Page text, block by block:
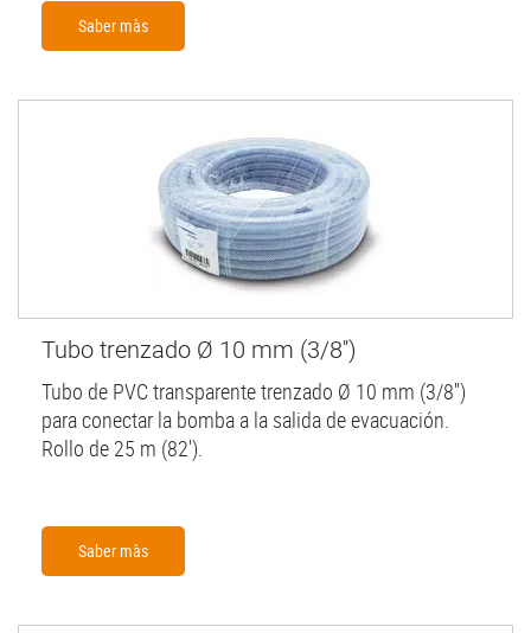
Saber màs
Tubo trenzado Ø 10 mm (3/8'')
Tubo de PVC transparente trenzado Ø 10 mm (3/8'')
para conectar la bomba a la salida de evacuación.
Rollo de 25 m (82').
Saber màs